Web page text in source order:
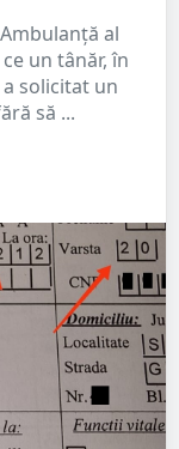
al
un tânăr, în
solicitat un
să ...